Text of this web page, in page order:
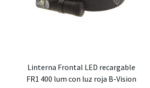
Linterna Frontal LED recargable
FR1 400 lum con luz roja B-Vision